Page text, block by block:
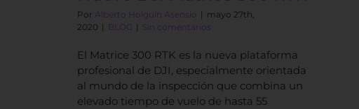
Por Alberto Holguín Asensio | mayo 27th,
2020 | BLOG | Sin comentarios
El Matrice 300 RTK es la nueva plataforma
profesional de DJI, especialmente orientada
al mundo de la inspección que combina un
elevado tiempo de vuelo de hasta 55